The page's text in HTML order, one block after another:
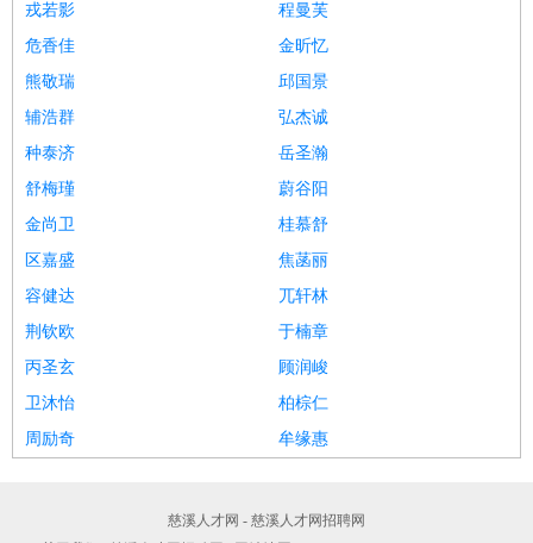
戎若影
程曼芙
危香佳
金昕忆
熊敬瑞
邱国景
辅浩群
弘杰诚
种泰济
岳圣瀚
舒梅瑾
蔚谷阳
金尚卫
桂慕舒
区嘉盛
焦菡丽
容健达
兀轩林
荆钦欧
于楠章
丙圣玄
顾润峻
卫沐怡
柏棕仁
周励奇
牟缘惠
慈溪人才网 - 慈溪人才网招聘网